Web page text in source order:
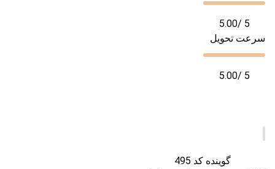
5.00/ 5
سرعت تحویل
5.00/ 5
گوینده کد 495